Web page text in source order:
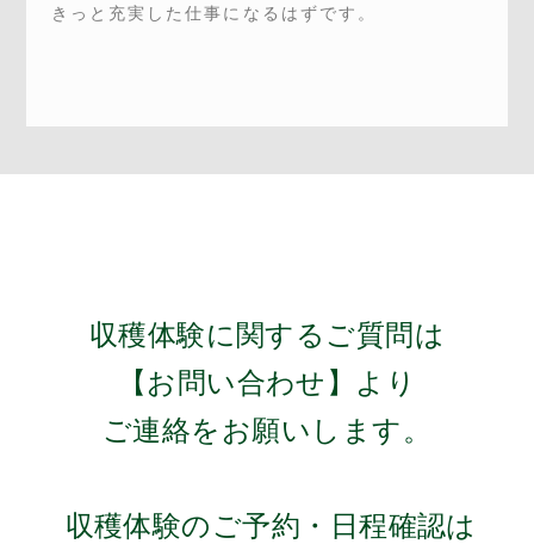
きっと充実した仕事になるはずです。
収穫体験に関するご質問は
【お問い合わせ】より
ご連絡をお願いします。
収穫体験のご予約・日程確認は